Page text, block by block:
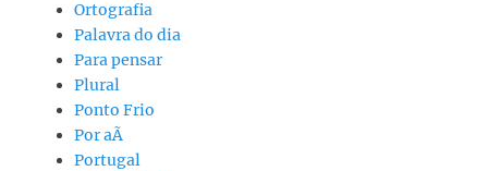
Ortografia
Palavra do dia
Para pensar
Plural
Ponto Frio
Por aÃ­
Portugal